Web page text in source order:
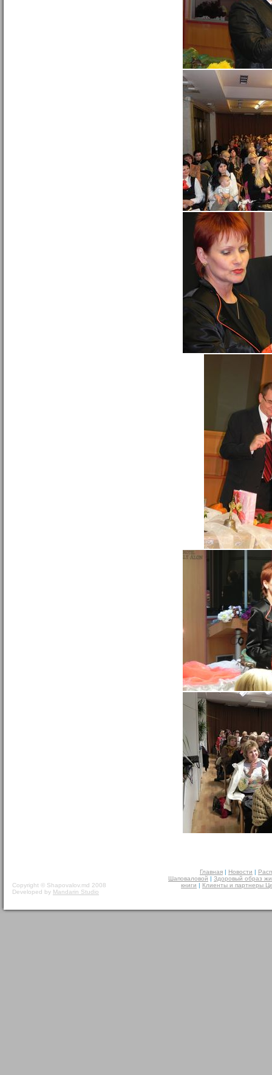
Copyright © Shapovalov.md 2008
Developed by Mandarin Studio
Главная | Новости |
Шаповаловой | Здоровый образ
книги | Клиенты и партнеры